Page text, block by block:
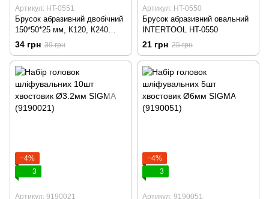
Артикул: HT-0551
Брусок абразивний двобічний
150*50*25 мм, К120, К240
INTERTOOL HT-0551
34 грн 39 грн
Артикул: HT-0550
Брусок абразивний овальний
INTERTOOL HT-0550
21 грн 25 грн
−4%
3
Артикул: 9190021
−4%
3
Артикул: 9190051